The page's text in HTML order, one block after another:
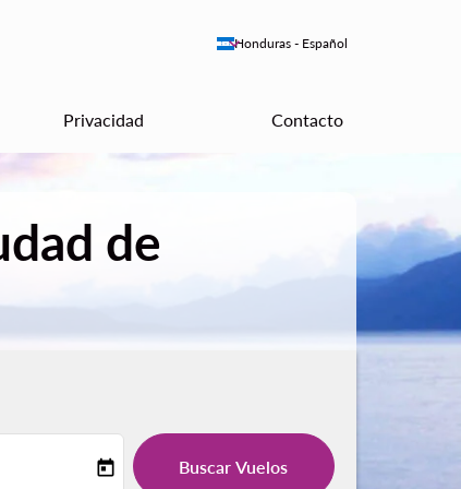
Honduras - Español
keyboard_arrow_down
Privacidad Contacto
de
today Buscar Vuelos